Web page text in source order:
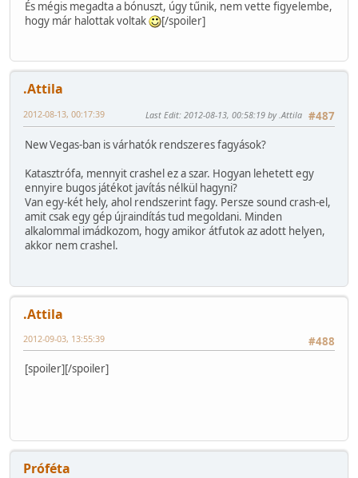
És mégis megadta a bónuszt, úgy tűnik, nem vette figyelembe,
hogy már halottak voltak
[/spoiler]
.Attila
#487
2012-08-13, 00:17:39 Last Edit: 2012-08-13, 00:58:19 by .Attila
New Vegas-ban is várhatók rendszeres fagyások?
Katasztrófa, mennyit crashel ez a szar. Hogyan lehetett egy
ennyire bugos játékot javítás nélkül hagyni?
Van egy-két hely, ahol rendszerint fagy. Persze sound crash-el,
amit csak egy gép újraindítás tud megoldani. Minden
alkalommal imádkozom, hogy amikor átfutok az adott helyen,
akkor nem crashel.
.Attila
#488
2012-09-03, 13:55:39
[spoiler][/spoiler]
Próféta